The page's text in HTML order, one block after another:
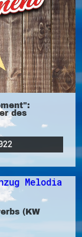
des
(KW